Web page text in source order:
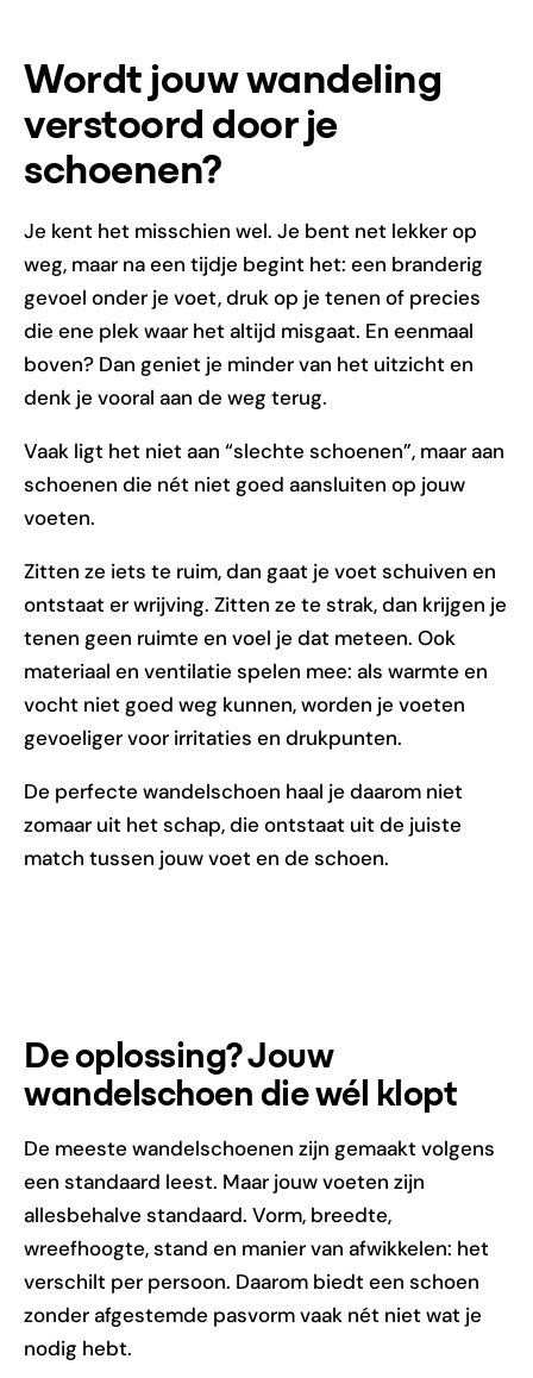
Wordt jouw wandeling
verstoord door je
schoenen?
Je kent het misschien wel. Je bent net lekker op
weg, maar na een tijdje begint het: een branderig
gevoel onder je voet, druk op je tenen of precies
die ene plek waar het altijd misgaat. En eenmaal
boven? Dan geniet je minder van het uitzicht en
denk je vooral aan de weg terug.
Vaak ligt het niet aan “slechte schoenen”, maar aan
schoenen die nét niet goed aansluiten op jouw
voeten.
Zitten ze iets te ruim, dan gaat je voet schuiven en
ontstaat er wrijving. Zitten ze te strak, dan krijgen je
tenen geen ruimte en voel je dat meteen. Ook
materiaal en ventilatie spelen mee: als warmte en
vocht niet goed weg kunnen, worden je voeten
gevoeliger voor irritaties en drukpunten.
De perfecte wandelschoen haal je daarom niet
zomaar uit het schap, die ontstaat uit de juiste
match tussen jouw voet en de schoen.
De oplossing? Jouw
wandelschoen die wél klopt
De meeste wandelschoenen zijn gemaakt volgens
een standaard leest. Maar jouw voeten zijn
allesbehalve standaard. Vorm, breedte,
wreefhoogte, stand en manier van afwikkelen: het
verschilt per persoon. Daarom biedt een schoen
zonder afgestemde pasvorm vaak nét niet wat je
nodig hebt.